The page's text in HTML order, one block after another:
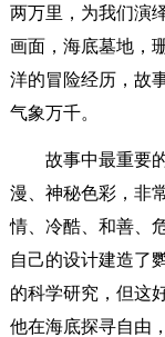
两万里，为我们演
画面，海底墓地，
洋的冒险经历，故
气象万千。
故事中最重要
漫、神秘色彩，非
情、冷酷、和善、
自己的设计建造了
的科学研究，但这
他在海底探寻自由